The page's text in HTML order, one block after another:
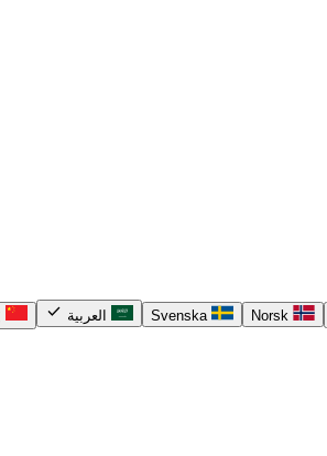
Norsk
Svenska العربية check